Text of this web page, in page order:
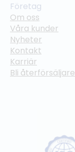
Företag
Om oss
Våra kunder
Nyheter
Kontakt
Karriär
Bli återförsäljare